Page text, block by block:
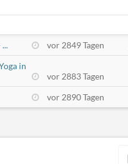
vor 2849 Tagen
in
vor 2883 Tagen
vor 2890 Tagen